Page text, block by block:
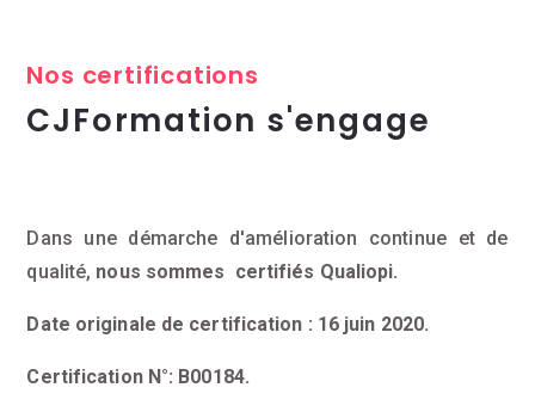
Nos certifications
CJFormation s'engage
Dans une démarche d'amélioration continue et de
qualité, nous sommes certifiés Qualiopi.
Date originale de certification : 16 juin 2020.
Certification N°: B00184.